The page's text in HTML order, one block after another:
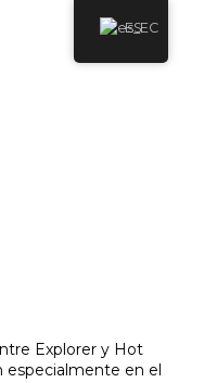
Explorer y Hot
especialmente en el
ES